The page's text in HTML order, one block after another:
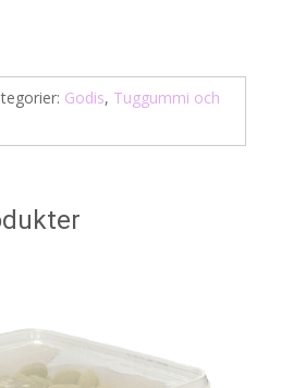
Godis, Tuggummi och